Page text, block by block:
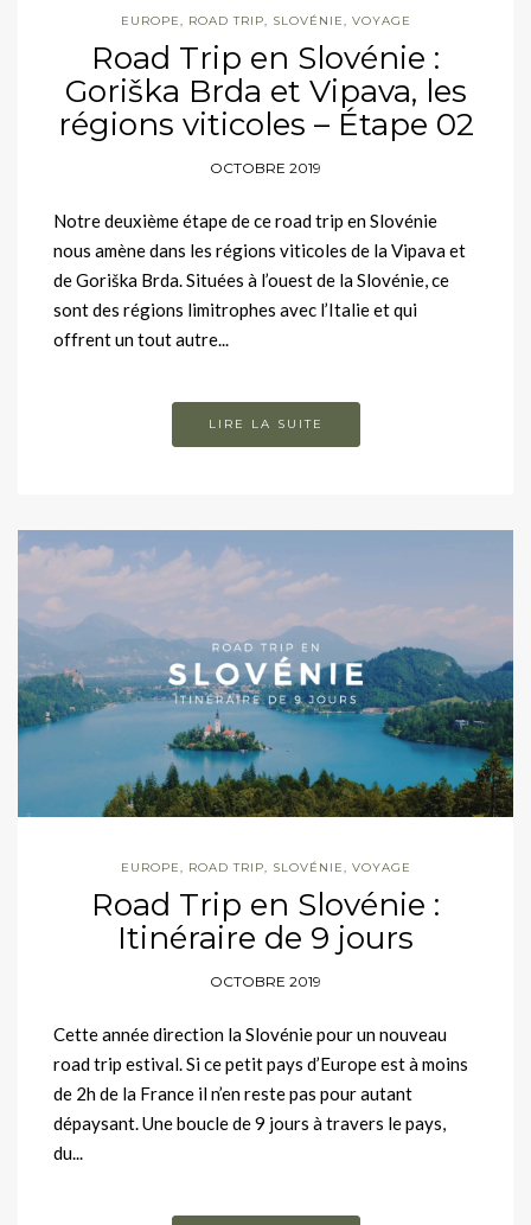
EUROPE ROAD TRIP SLOVÉNIE VOYAGE
Road Trip en Slovénie :
Goriška Brda et Vipava, les
régions viticoles – Étape 02
OCTOBRE 2019
Notre deuxième étape de ce road trip en Slovénie
nous amène dans les régions viticoles de la Vipava et
de Goriška Brda. Situées à l’ouest de la Slovénie, ce
sont des régions limitrophes avec l’Italie et qui
offrent un tout autre...
LIRE LA SUITE
EUROPE ROAD TRIP SLOVÉNIE VOYAGE
Road Trip en Slovénie :
Itinéraire de 9 jours
OCTOBRE 2019
Cette année direction la Slovénie pour un nouveau
road trip estival. Si ce petit pays d’Europe est à moins
de 2h de la France il n’en reste pas pour autant
dépaysant. Une boucle de 9 jours à travers le pays,
du...